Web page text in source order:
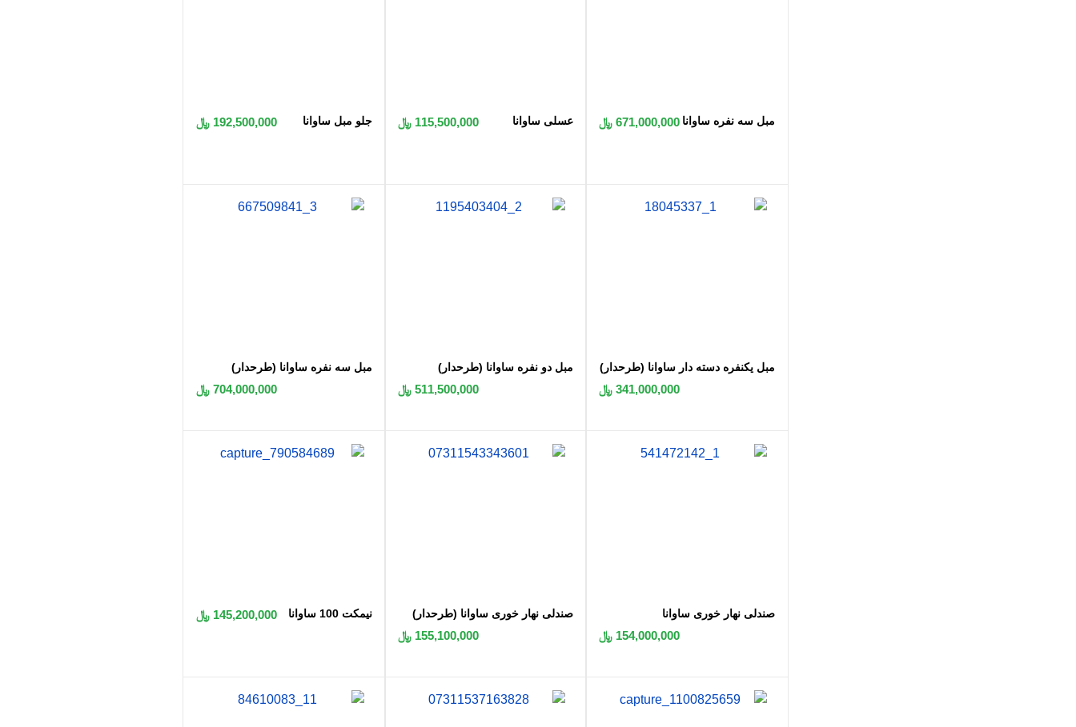
مبل سه نفره ساوانا 671,000,000 ﷼ عسلی ساوانا 115,500,000 ﷼ جلو مبل ساوانا 192,500,000 ﷼
مبل یکنفره دسته دار ساوانا (طرحدار)
341,000,000 ﷼
مبل دو نفره ساوانا (طرحدار)
511,500,000 ﷼
مبل سه نفره ساوانا (طرحدار)
704,000,000 ﷼
صندلی نهار خوری ساوانا
154,000,000 ﷼
صندلی نهار خوری ساوانا (طرحدار)
155,100,000 ﷼
نیمکت 100 ساوانا 145,200,000 ﷼